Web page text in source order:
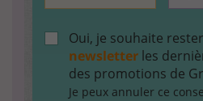
Oui, je souhaite
newsletter les
des promotions de
Je peux annuler ce